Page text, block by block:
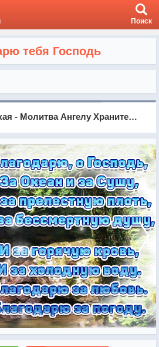
Поиск
тебя Господь
Юлия Славянская - Молитва Ангелу Хранителю